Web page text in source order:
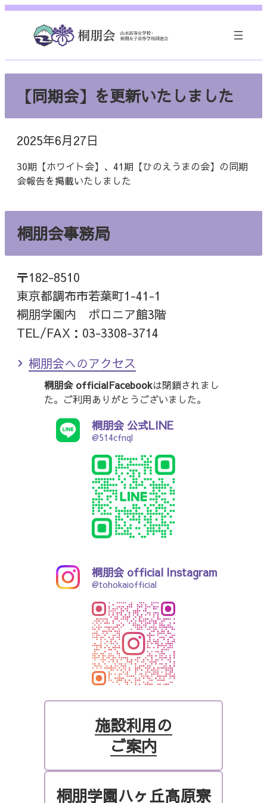
内
桐朋会事務局
〒182-8510
東京都調布市若葉町1-41-1
桐朋学園内 ポロニア館3階
TEL/FAX：03-3308-3714
桐朋会へのアクセス
桐朋会 officialFacebookは閉鎖されまし
た。ご利用ありがとうございました。
桐朋会 公式LINE
@514cfnql
桐朋会 official Instagram
@tohokaiofficial
施設利用の
ご案内
桐朋学園ハヶ丘高原寮
【同期会】を更新いたしました
2025年6月27日
30期【ホワイト会】、41期【ひのえうまの会】の同期
会報告を掲載いたしました